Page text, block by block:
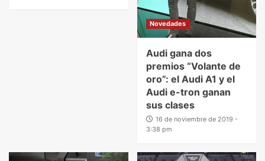
Novedades
Audi gana dos
premios “Volante de
oro”: el Audi A1 y el
Audi e-tron ganan
sus clases
16 de noviembre de 2019 -
3:38 pm